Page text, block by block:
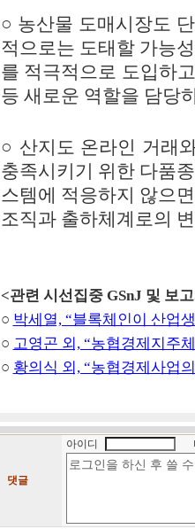
○ 농산물 도매시장도
적으로는 도태할 가능
를 적극적으로 도입하
등 새로운 역할을 담당
○ 산지도 온라인 거래
충족시키기 위한 다품
스템에 적응하지 않으
조직과 출하체계로의
<관련 시선집중 GSnJ 및 보
○ 박세열, “블록체인이 산업
○ 고영곤 외, “농협경제지주
○ 황의식 외, “농협경제사업
댓글
아이디